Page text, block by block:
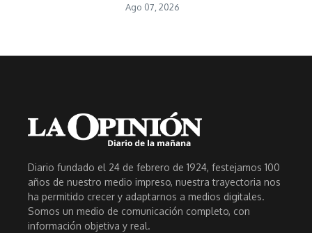
Ago 07, 2026
Diario fundado el 24 de febrero de 1924, festejamos 100
años de nuestro medio impreso, nuestra trayectoria nos
ha permitido crecer y adaptarnos a medios digitales.
Somos un medio de comunicación completo, con
información objetiva y real.